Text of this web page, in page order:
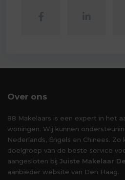
Over ons
88 Makelaars is een expert in het
woningen. Wij kunnen
Nederlands, Engels en Chinees.
doelgroep van de beste service
aangesloten bij Juiste Makelaar
aanbieder website van Den Haag.